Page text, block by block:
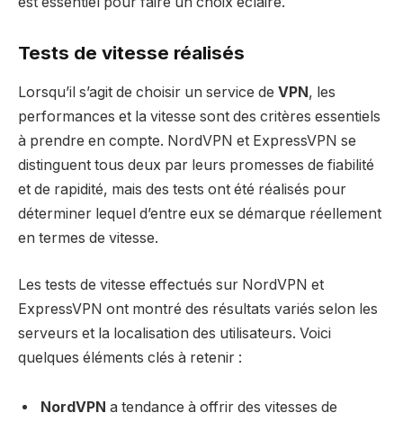
Tests de vitesse réalisés
Lorsqu’il s’agit de choisir un service de VPN, les
performances et la vitesse sont des critères essentiels
à prendre en compte. NordVPN et ExpressVPN se
distinguent tous deux par leurs promesses de fiabilité
et de rapidité, mais des tests ont été réalisés pour
déterminer lequel d’entre eux se démarque réellement
en termes de vitesse.
Les tests de vitesse effectués sur NordVPN et
ExpressVPN ont montré des résultats variés selon les
serveurs et la localisation des utilisateurs. Voici
quelques éléments clés à retenir :
NordVPN a tendance à offrir des vitesses de